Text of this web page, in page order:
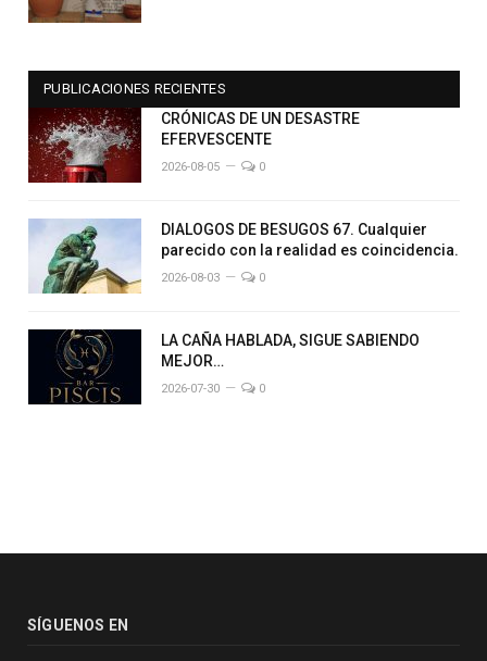
PUBLICACIONES RECIENTES
CRÓNICAS DE UN DESASTRE
EFERVESCENTE
2026-08-05 0
DIALOGOS DE BESUGOS 67. Cualquier
parecido con la realidad es coincidencia.
2026-08-03 0
LA CAÑA HABLADA, SIGUE SABIENDO
MEJOR…
2026-07-30 0
SÍGUENOS EN